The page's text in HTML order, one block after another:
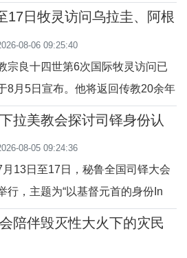
撒。他指出，耶稣正是在交谈中彰显
的艺术”。圣方济各、圣女加辣，以
为数众多的其他青年，就是在亚西
西这里面容变得愈加肖似基督的。教
良十四世8月6日耶稣显圣容庆日在
持弥撒圣祭
17日牧灵访问乌拉圭、阿根
08-06 09:25:40
宗良十四世第6次国际牧灵访问已
8月5日宣布。他将返回传教20余年
的秘鲁，回到他于2015年至2023年
区内的普卡尔帕。此外，他也要去
宗方济各的出生地阿根廷，以及将
近40年没有教宗访问过的乌拉圭。被
鲁人民视为同胞的普雷沃斯特教
拉美教会探讨司铎身份认
08-05 09:24:36
月13日至17日，秘鲁全国司铎大会
行，主题为“以基督元首的身份In
persona Christi Capitis”。来自秘鲁
陪伴毁灭性大火下的灾民